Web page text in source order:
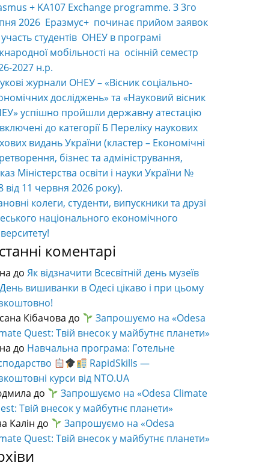
+ KA107 Exchange programme. З 3го
2026 Еразмус+ починає прийом заявок
студентів ОНЕУ в програмі
мобільності на осінній семестр
2027 н.р.
журнали ОНЕУ – «Вісник соціально-
досліджень» та «Науковий вісник
успішно пройшли державну атестацію
до категорії Б Переліку наукових
видань України (кластер – Економічні
бізнес та адміністрування,
Міністерства освіти і науки України №
від 11 червня 2026 року).
колеги, студенти, випускники та друзі
національного економічного
коментарі
доЯк відзначити Всесвітній день музеїв
вишиванки в Одесі цікаво і при цьому
Кібачова до
Запрошуємо на «Odesa
Quest: Твій внесок у майбутнє планети»
до Навчальна програма: Готельне
RapidSkills —
курси від NTO.UA
до
Запрошуємо на «Odesa Climate
Твій внесок у майбутнє планети»
Калін до
Запрошуємо на «Odesa
Quest: Твій внесок у майбутнє планети»